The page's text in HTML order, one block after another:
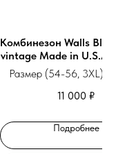
Комбинезон Walls
vintage Made in U.S.A.
56
Размер (54-56, 3XL)
11 000 ₽
Подробнее